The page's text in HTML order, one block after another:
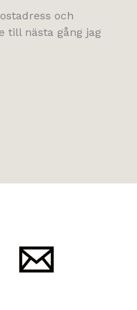
och
till nästa gång jag